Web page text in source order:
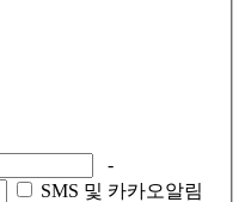
-
SMS 및 카카오알림